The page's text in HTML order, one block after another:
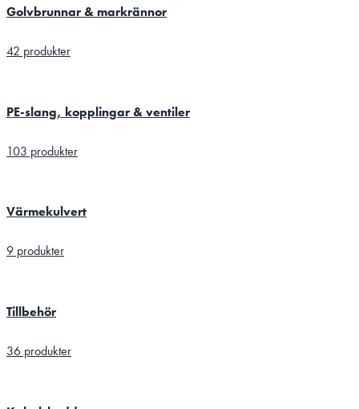
Golvbrunnar & markrännor
42 produkter
PE-slang, kopplingar & ventiler
103 produkter
Värmekulvert
9 produkter
Tillbehör
36 produkter